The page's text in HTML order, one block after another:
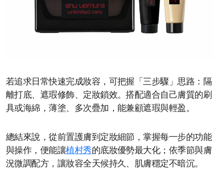
若追求日常快速完成妝容，可把握「三步驟」思路：隔
離打底、遮瑕修飾、定妝鎖效。搭配適合自己膚質的刷
具或海綿，薄塗、多次疊加，能兼顧遮瑕與輕盈。
總結來說，從前置護膚到定妝細節，掌握每一步的功能
與操作，便能讓植村秀的底妝優勢最大化；依季節與膚
況微調配方，讓妝容全天候持久、肌膚穩定不暗沉。